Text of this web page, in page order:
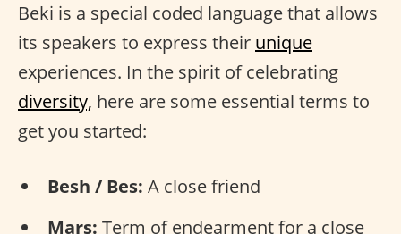
Beki is a special coded language that allows
its speakers to express their unique
experiences. In the spirit of celebrating
diversity, here are some essential terms to
get you started:
Besh / Bes: A close friend
Mars: Term of endearment for a close